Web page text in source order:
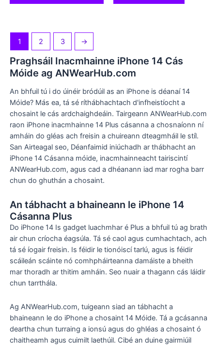
1 2 3 →
Praghsáil Inacmhainne iPhone 14 Cás
Móide ag ANWearHub.com
An bhfuil tú i do úinéir bródúil as an iPhone is déanaí 14
Móide? Más ea, tá sé ríthábhachtach d'infheistíocht a
chosaint le cás ardchaighdeáin. Tairgeann ANWearHub.com
raon iPhone inacmhainne 14 Plus cásanna a chosnaíonn ní
amháin do gléas ach freisin a chuireann dteagmháil le stíl.
San Airteagal seo, Déanfaimid iniúchadh ar thábhacht an
iPhone 14 Cásanna móide, inacmhainneacht tairiscintí
ANWearHub.com, agus cad a dhéanann iad mar rogha barr
chun do ghuthán a chosaint.
An tábhacht a bhaineann le iPhone 14
Cásanna Plus
Do iPhone 14 Is gadget luachmhar é Plus a bhfuil tú ag brath
air chun críocha éagsúla. Tá sé caol agus cumhachtach, ach
tá sé íogair freisin. Is féidir le tionóiscí tarlú, agus is féidir
scáileán scáinte nó comhpháirteanna damáiste a bheith
mar thoradh ar thitim amháin. Seo nuair a thagann cás láidir
chun tarrthála.
Ag ANWearHub.com, tuigeann siad an tábhacht a
bhaineann le do iPhone a chosaint 14 Móide. Tá a gcásanna
deartha chun turraing a ionsú agus do ghléas a chosaint ó
chaitheamh agus cuimilt laethúil. Cibé an duine gairmiúil